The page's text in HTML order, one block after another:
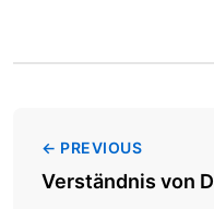
← PREVIOUS
Verständnis von